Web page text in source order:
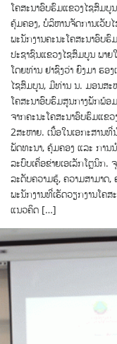
ໂຄສະນາອົບຮົມແຂວງໄຊສົມ
ຄຸ້ມຄອງ, ບໍລິຫານຈັດການເວັບ
ພະນັກງານຄະນະໂຄສະນາອົບ
ປະຊາຊົນແຂວງໄຊສົມບູນ ພາ
ໂດຍທ່ານ ຢາຊົງວ່າ ຍົງມາ ຮ
ໄຊສົມບູນ, ມີທ່ານ ນ. ມອນສະ
ໂຄສະນາອົບຮົມສູນກາງພັກພ້
ຈາກຄະນະໂຄສະນາອົບຮົມແຂ
2ສະຫາຍ. ເນື້ອໃນເອກະສານ
ພັດທະນາ, ຄຸ້ມຄອງ ແລະ ການ
ລະບົບເຄື່ອຂ່າຍເອເລັກໂຕຼນິກ.
ລະດັບຄວາມຮູ້, ຄວາມສາມາດ,
ພະນັກງານທີ່ເຮັດວຽກງານໂຄສ
ແນວຄິດ […]